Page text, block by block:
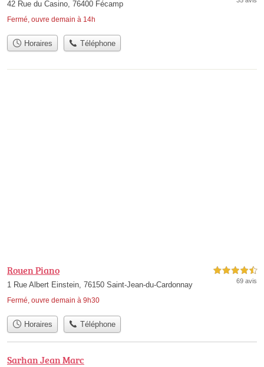
42 Rue du Casino, 76400 Fécamp
Fermé, ouvre demain à 14h
Horaires Téléphone
Rouen Piano
1 Rue Albert Einstein, 76150 Saint-Jean-du-Cardonnay
Fermé, ouvre demain à 9h30
4,5 étoiles sur 5
69 avis
Horaires Téléphone
Sarhan Jean Marc